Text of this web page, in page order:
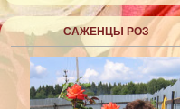
САЖЕНЦЫ РОЗ